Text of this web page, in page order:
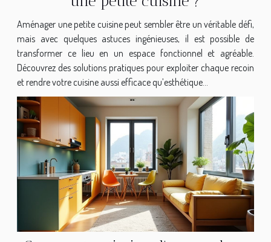
Aménager une petite cuisine peut sembler être un véritable défi,
mais avec quelques astuces ingénieuses, il est possible de
transformer ce lieu en un espace fonctionnel et agréable.
Découvrez des solutions pratiques pour exploiter chaque recoin
et rendre votre cuisine aussi efficace qu’esthétique...